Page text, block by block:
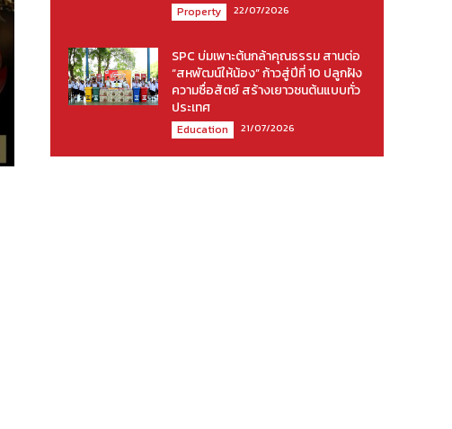
Property 22/07/2026
SPC บ่มเพาะต้นกล้าคุณธรรม สานต่อ
“สหพัฒน์ให้น้อง” ก้าวสู่ปีที่ 10 ปลูกฝัง
ความซื่อสัตย์ สร้างเยาวชนต้นแบบทั่ว
ประเทศ
Education 21/07/2026